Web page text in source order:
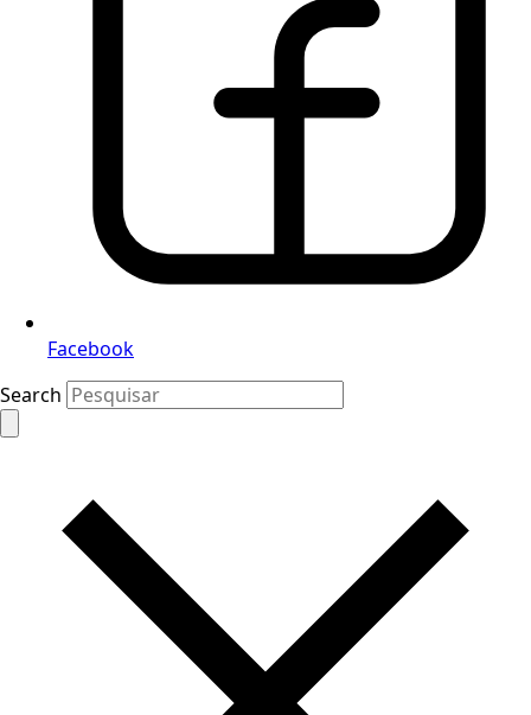
Facebook
Search